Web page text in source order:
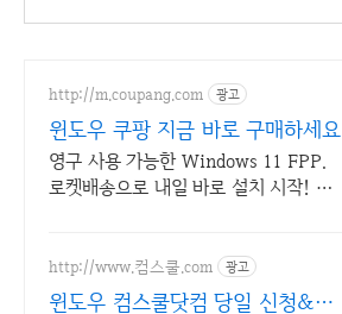
http://m.coupang.com 광고
윈도우 쿠팡 지금 바로 구매하세요
영구 사용 가능한 Windows 11 FPP.
로켓배송으로 내일 바로 설치 시작! 조
http://www.컴스쿨.com 광고
윈도우 컴스쿨닷컴 당일 신청&결